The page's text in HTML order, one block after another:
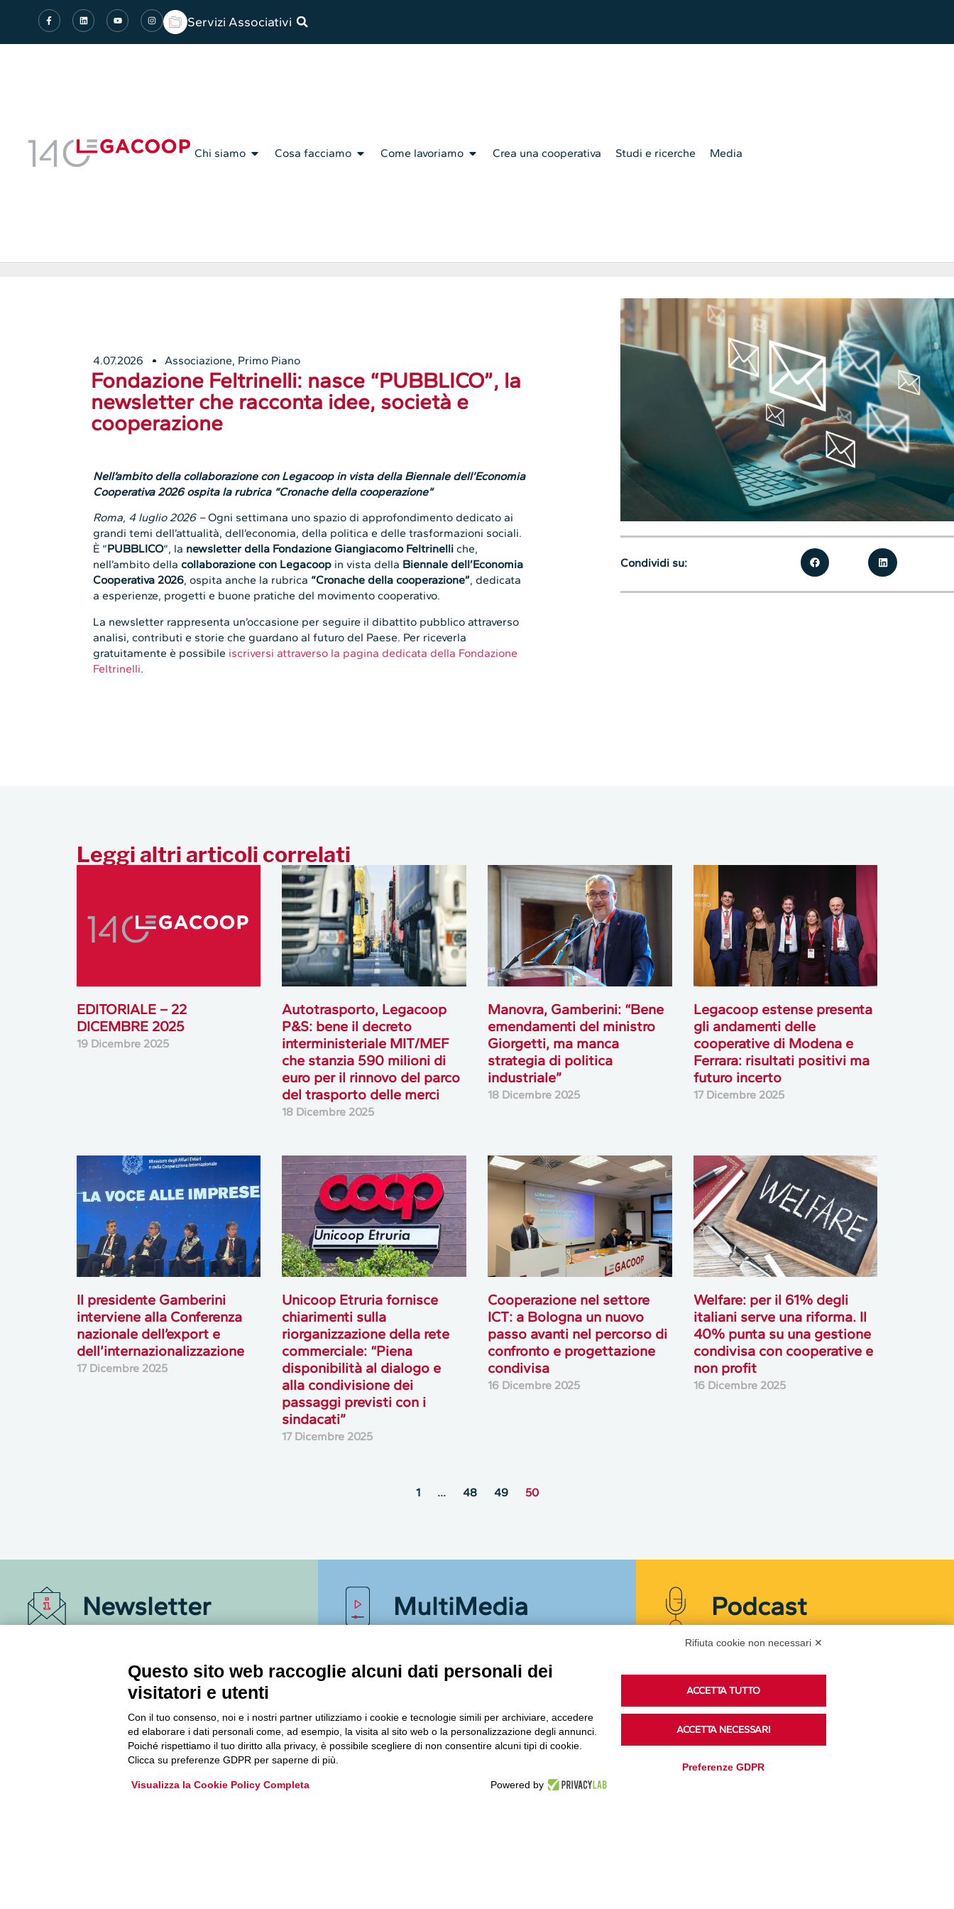
Servizi Associativi
Chi siamo Cosa facciamo Come lavoriamo Crea una cooperativa Studi e ricerche Media
4.07.2026 Associazione, Primo Piano
Fondazione Feltrinelli: nasce “PUBBLICO”, la
newsletter che racconta idee, società e
cooperazione
Nell’ambito della collaborazione con Legacoop in vista della Biennale dell’Economia
Cooperativa 2026 ospita la rubrica “Cronache della cooperazione”
Roma, 4 luglio 2026 –Ogni settimana uno spazio di approfondimento dedicato ai
grandi temi dell’attualità, dell’economia, della politica e delle trasformazioni sociali.
È “PUBBLICO“, la newsletter della Fondazione Giangiacomo Feltrinelli che,
nell’ambito della collaborazione con Legacoop in vista della Biennale dell’Economia
Cooperativa 2026, ospita anche la rubrica “Cronache della cooperazione”, dedicata
a esperienze, progetti e buone pratiche del movimento cooperativo.
La newsletter rappresenta un’occasione per seguire il dibattito pubblico attraverso
analisi, contributi e storie che guardano al futuro del Paese. Per riceverla
gratuitamente è possibile iscriversi attraverso la pagina dedicata della Fondazione
Feltrinelli.
Condividi su:
Leggi altri articoli correlati
EDITORIALE – 22
DICEMBRE 2025
19 Dicembre 2025
Autotrasporto, Legacoop
P&S: bene il decreto
interministeriale MIT/MEF
che stanzia 590 milioni di
euro per il rinnovo del parco
del trasporto delle merci
18 Dicembre 2025
Manovra, Gamberini: “Bene
emendamenti del ministro
Giorgetti, ma manca
strategia di politica
industriale”
18 Dicembre 2025
Legacoop estense presenta
gli andamenti delle
cooperative di Modena e
Ferrara: risultati positivi ma
futuro incerto
17 Dicembre 2025
Il presidente Gamberini
interviene alla Conferenza
nazionale dell’export e
dell’internazionalizzazione
17 Dicembre 2025
Unicoop Etruria fornisce
chiarimenti sulla
riorganizzazione della rete
commerciale: “Piena
disponibilità al dialogo e
alla condivisione dei
passaggi previsti con i
sindacati”
17 Dicembre 2025
Cooperazione nel settore
ICT: a Bologna un nuovo
passo avanti nel percorso di
confronto e progettazione
condivisa
16 Dicembre 2025
Welfare: per il 61% degli
italiani serve una riforma. Il
40% punta su una gestione
condivisa con cooperative e
non profit
16 Dicembre 2025
1 … 48 49 50
Newsletter
Informazioni per restare sempre aggiornati sul
mondo della cooperazione.
Archivio Newsletter
MultiMedia
Guarda i nostri video, storie e webinar.
Accedi a Youtube
Podcast
Accedi alla sezione
Rifiuta cookie non necessari ✕
Questo sito web raccoglie alcuni dati personali dei
visitatori e utenti
Con il tuo consenso, noi e i nostri partner utilizziamo i cookie e tecnologie simili per archiviare, accedere
ed elaborare i dati personali come, ad esempio, la visita al sito web o la personalizzazione degli annunci.
Poiché rispettiamo il tuo diritto alla privacy, è possibile scegliere di non consentire alcuni tipi di cookie.
Clicca su preferenze GDPR per saperne di più.
Visualizza la Cookie Policy Completa Powered by
ACCETTA TUTTO
ACCETTA NECESSARI
Preferenze GDPR